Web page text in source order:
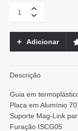
Guia
Speed
Adicionar
Descrição
Guia em
Placa em Alumínio
Suporte Mag-Link
Furação ISCG05